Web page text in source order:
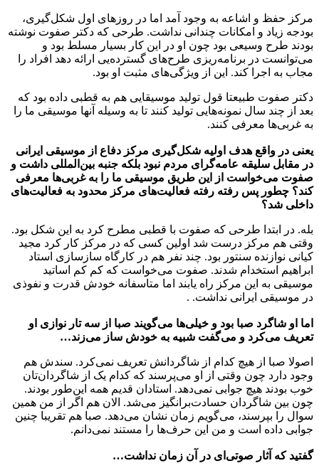
مرکز حفظ و اشاعه به وجود آمد اما در روزهای اول شکل‌گیری،
بودجه زیاد و امکانات چندانی نداشت. طرحی که دکتر صفوت نوشته
بودند طرح وسیعی بود چون او در این کار بسیار مسلط بود و
می‌توانست در برنامه‌ریزی طرح‌های گسترده‌یی ارائه دهد افراد را
مجاب به اجرا کند. این از ویژگی‌های مثبت او بود.
دکتر صفوت طبیعتا قول تولید موسیقایی هم به قطبی داده بود که
بعد از چند سال نمونه‌هایی تولید کنند تا به وسیله آنها موسیقی ما را
به غربی‌ها معرفی کنند.
یعنی در واقع هدف اولیه شکل‌گیری مرکز دفاع از موسیقی ایرانی
در مقابل سلیقه عامه‌گرای مردم نبود بلکه جنبه بین‌المللی داشت و
صفوت می‌خواست از این طریق موسیقی ما را به غربی‌ها معرفی
کند؟ چطور پس رفته رفته فعالیت‌های مرکز محدود به فعالیت‌های
داخلی شد؟
بله. در ابتدا طرحی که صفوت با قطبی مطرح کرد به این شکل بود.
وقتی هم مرکز درست شد اولین کسی که در مرکز کار کرد مجید
کیانی نوازنده سنتور بود. چند نفر هم در کارگاه سازسازی استاد
ابراهیم استخدام شدند. صفوت می‌خواست که کم کم اساتید
موسیقی به این مرکز راه یابند اما متاسفانه خودش قدرت و نفوذی
در موسیقی ایرانی نداشت. .
اما او شاگرد صبا بود و خیلی‌ها می‌گویند صبا از سه تار نوازی او
تعریف می‌کرد و می‌گفت شبیه به خودش ساز می‌زند…
اصولا صبا از هیچ کدام از شاگردانش تعریف نمی‌کرد. سندش هم
وجود دارد چون وقتی از او می‌پرسند که کدام یک از شاگردان‌تان
خوب بودند هیچ جوابی نمی‌دهد. استادان قدیم همه این‌طور بودند.
چون بین شاگردان حسادت‌برانگیز می‌شد. الان هم اگر از من همین
سوال را بپرسند، می‌گویم زمان نشان می‌دهد. صبا هم تقریبا چنین
جوابی داده است و من این حرف‌ها را مستند نمی‌دانم.
گفتید که آثار صوتی‌ای در آن زمان نداشت…